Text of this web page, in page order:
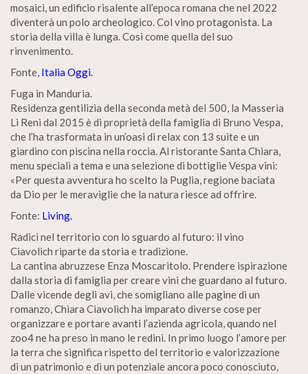
mosaici, un edificio risalente all’epoca romana che nel 2022
diventerà un polo archeologico. Col vino protagonista. La
storia della villa è lunga. Così come quella del suo
rinvenimento.
Fonte, Italia Oggi.
Fuga in Manduria.
Residenza gentilizia della seconda metà del 500, la Masseria
Li Reni dal 2015 è di proprietà della famiglia di Bruno Vespa,
che l’ha trasformata in un’oasi di relax con 13 suite e un
giardino con piscina nella roccia. Al ristorante Santa Chiara,
menu speciali a tema e una selezione di bottiglie Vespa vini:
«Per questa avventura ho scelto la Puglia, regione baciata
da Dio per le meraviglie che la natura riesce ad offrire.
Fonte: Living.
Radici nel territorio con lo sguardo al futuro: il vino
Ciavolich riparte da storia e tradizione.
La cantina abruzzese Enza Moscaritolo. Prendere ispirazione
dalla storia di famiglia per creare vini che guardano al futuro.
Dalle vicende degli avi, che somigliano alle pagine di un
romanzo, Chiara Ciavolich ha imparato diverse cose per
organizzare e portare avanti l’azienda agricola, quando nel
zoo4 ne ha preso in mano le redini. In primo luogo l’amore per
la terra che significa rispetto del territorio e valorizzazione
di un patrimonio e di un potenziale ancora poco conosciuto,